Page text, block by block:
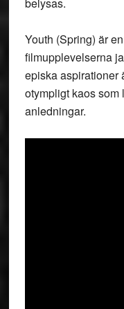
Youth (Spring) är
filmupplevelserna
episka aspirationer
otympligt kaos som
anledningar.